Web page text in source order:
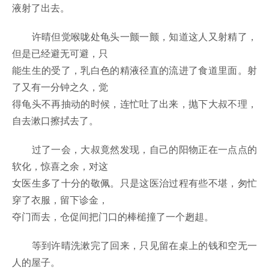
液射了出去。
许晴但觉喉咙处龟头一颤一颤，知道这人又射精了，
但是已经避无可避，只
能生生的受了，乳白色的精液径直的流进了食道里面。射
了又有一分钟之久，觉
得龟头不再抽动的时候，连忙吐了出来，抛下大叔不理，
自去漱口擦拭去了。
过了一会，大叔竟然发现，自己的阳物正在一点点的
软化，惊喜之余，对这
女医生多了十分的敬佩。只是这医治过程有些不堪，匆忙
穿了衣服，留下诊金，
夺门而去，仓促间把门口的棒槌撞了一个趔趄。
等到许晴洗漱完了回来，只见留在桌上的钱和空无一
人的屋子。